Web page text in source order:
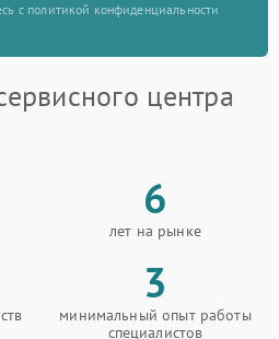
с политикой конфиденциальности
центра
6
лет на рынке
3
минимальный опыт работы
специалистов